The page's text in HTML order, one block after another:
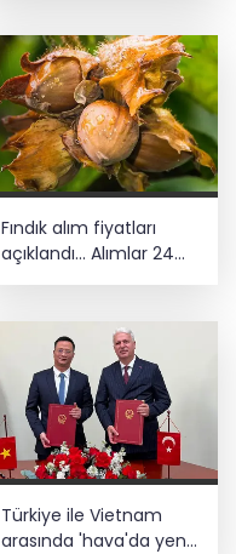
Fındık alım fiyatları
açıklandı... Alımlar 24
Ağustos'ta başlıyor
Türkiye ile Vietnam
arasında 'hava'da yeni